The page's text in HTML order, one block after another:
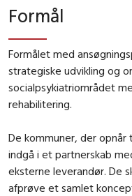
Formål
Formålet med
strategiske udvikling og
socialpsykiatriområdet
rehabilitering.
De kommuner, der opnår
indgå i et partnerskab
eksterne leverandør. De
afprøve et samlet